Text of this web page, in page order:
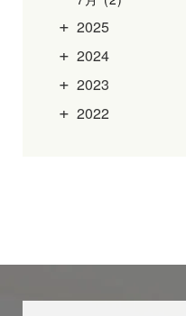
2025
2024
2023
2022